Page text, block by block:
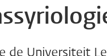
de Universiteit